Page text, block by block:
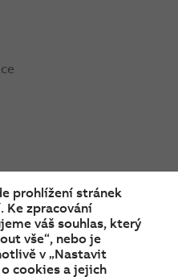
twitteryoutube
prohlížení stránek
Ke zpracování
váš souhlas, který
vše“, nebo je
v „Nastavit
cookies a jejich